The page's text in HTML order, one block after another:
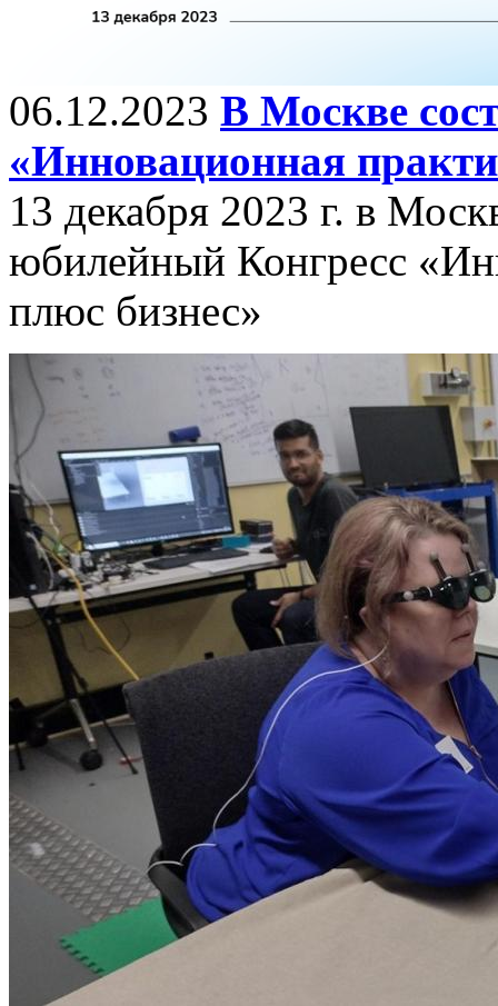
06.12.2023 В Москве
«Инновационная
13 декабря 2023 г. в
юбилейный Конгресс
плюс бизнес»